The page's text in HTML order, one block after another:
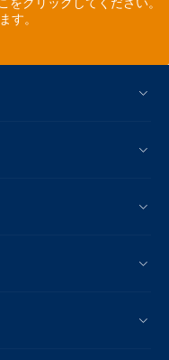
をクリックしてください。
す。